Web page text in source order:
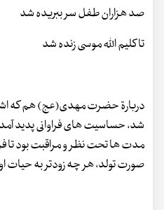
صد هزاران طفل سر ببریده شد
تا کلیم الله موسی زنده شد
دربارة حضرت مهدی(عج) هم که
شد، حساسیت های فراوانی پدید
مدت ها تحت نظر و مراقبت بود تا
صورت تولد، هر چه زودتر به حیات